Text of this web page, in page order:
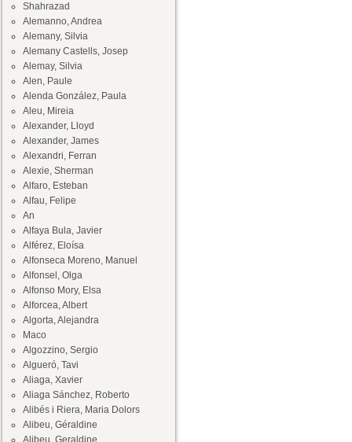
Shahrazad
Alemanno, Andrea
Alemany, Silvia
Alemany Castells, Josep
Alemay, Silvia
Alen, Paule
Alenda González, Paula
Aleu, Mireia
Alexander, Lloyd
Alexander, James
Alexandri, Ferran
Alexie, Sherman
Alfaro, Esteban
Alfau, Felipe
An
Alfaya Bula, Javier
Alférez, Eloísa
Alfonseca Moreno, Manuel
Alfonsel, Olga
Alfonso Mory, Elsa
Alforcea, Albert
Algorta, Alejandra
Maco
Algozzino, Sergio
Algueró, Tavi
Aliaga, Xavier
Aliaga Sánchez, Roberto
Alibés i Riera, Maria Dolors
Alibeu, Géraldine
Alibeu, Geraldine